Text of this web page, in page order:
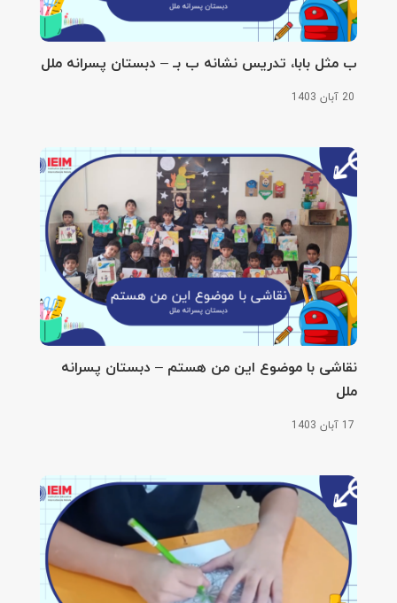
ب مثل بابا، تدریس نشانه ب بـ – دبستان پسرانه ملل
20 آبان 1403
نقاشی با موضوع این من هستم – دبستان پسرانه
ملل
17 آبان 1403